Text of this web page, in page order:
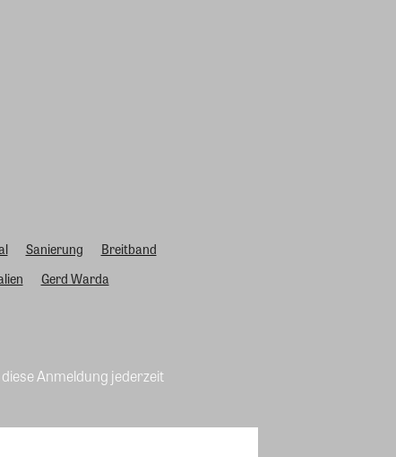
Sanierung
Breitband
Gerd Warda
Anmeldung jederzeit